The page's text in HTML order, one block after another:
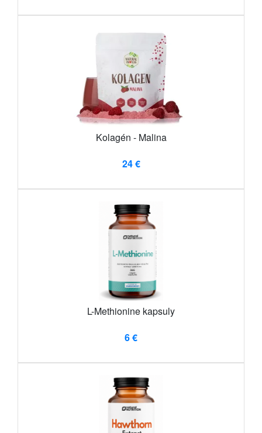
Kolagén - Malina
24 €
L-Methionine kapsuly
6 €